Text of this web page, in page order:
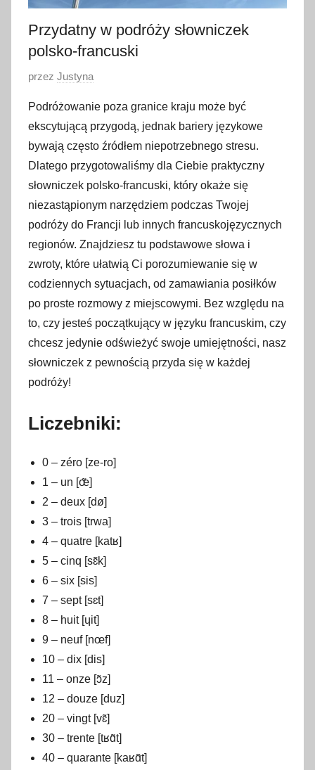
Przydatny w podróży słowniczek
polsko-francuski
O
u
b
l
i
k
o
w
a
n
w
i
e
a
2
przez Justyna
Podróżowanie poza granice kraju może być
ekscytującą przygodą, jednak bariery językowe
bywają często źródłem niepotrzebnego stresu.
Dlatego przygotowaliśmy dla Ciebie praktyczny
słowniczek polsko-francuski, który okaże się
niezastąpionym narzędziem podczas Twojej
podróży do Francji lub innych francuskojęzycznych
regionów. Znajdziesz tu podstawowe słowa i
zwroty, które ułatwią Ci porozumiewanie się w
codziennych sytuacjach, od zamawiania posiłków
po proste rozmowy z miejscowymi. Bez względu na
to, czy jesteś początkujący w języku francuskim, czy
chcesz jedynie odświeżyć swoje umiejętności, nasz
słowniczek z pewnością przyda się w każdej
podróży!
Liczebniki:
0 – zéro [ze-ro]
1 – un [œ̃]
2 – deux [dø]
3 – trois [trwa]
4 – quatre [katʁ]
5 – cinq [sɛ̃k]
6 – six [sis]
7 – sept [sɛt]
8 – huit [ɥit]
9 – neuf [nœf]
10 – dix [dis]
11 – onze [ɔ̃z]
12 – douze [duz]
20 – vingt [vɛ̃]
30 – trente [tʁɑ̃t]
40 – quarante [kaʁɑ̃t]